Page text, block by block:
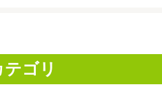
テゴリ